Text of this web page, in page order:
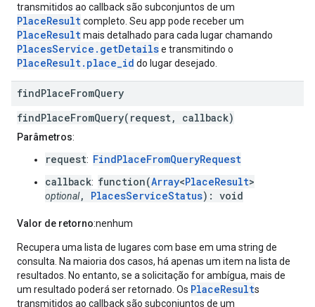
transmitidos ao callback são subconjuntos de um
PlaceResultcompleto. Seu app pode receber um
PlaceResultmais detalhado para cada lugar chamando
PlacesService.getDetailse transmitindo o
PlaceResult.place_id do lugar desejado.
findPlaceFromQuery
findPlaceFromQuery(request, callback)
Parâmetros:
request: FindPlaceFromQueryRequest
callback: function(Array<PlaceResult>
optional, PlacesServiceStatus): void
Valor de retorno:nenhum
Recupera uma lista de lugares com base em uma string de
consulta. Na maioria dos casos, há apenas um item na lista de
resultados. No entanto, se a solicitação for ambígua, mais de
um resultado poderá ser retornado. Os PlaceResults
transmitidos ao callback são subconjuntos de um